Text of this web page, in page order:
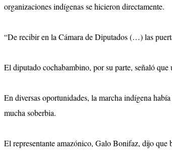
organizaciones indígenas se hicieron directamente.
“De recibir en la Cámara de Diputados (…) las
El diputado cochabambino, por su parte, señaló
En diversas oportunidades, la marcha indígena
mucha soberbia.
El representante amazónico, Galo Bonifaz, dijo que